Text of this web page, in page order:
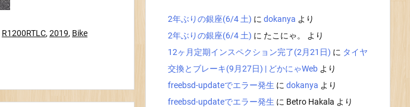
R1200RTLC, 2019, Bike
2年ぶりの銀座(6/4 土) に dokanya より
2年ぶりの銀座(6/4 土) に たこにゃ。
より
12ヶ月定期インスペクション完了(2月21日) に タイヤ
交換とブレーキ(9月27日) | どかにゃWeb より
freebsd-updateでエラー発生 に dokanya より
freebsd-updateでエラー発生 に Betro Hakala より